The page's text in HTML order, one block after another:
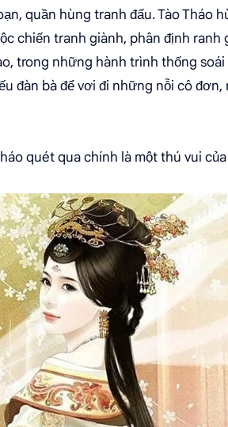
quần hùng tranh đấu. Tào Tháo
chiến tranh giành, phân định ranh
trong những hành trình thống
đàn bà để vơi đi những nỗi cô
quét qua chính là một thú vui